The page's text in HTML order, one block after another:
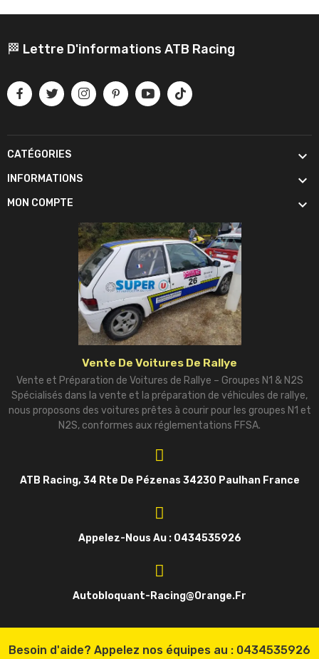
🏁 Lettre D'informations ATB Racing
CATÉGORIES 
INFORMATIONS 
MON COMPTE 
Vente De Voitures De Rallye
Vente et Préparation de Voitures de Rallye – Groupes N1 & N2S
Spécialisés dans la vente et la préparation de véhicules de rallye,
nous proposons des voitures prêtes à courir pour les groupes N1 et
N2S, conformes aux réglementations FFSA.
ATB Racing, 34 Rte De Pézenas 34230 Paulhan France
Appelez-Nous Au : 0434535926
Autobloquant-Racing@orange.fr
Besoin d'aide? Appelez nos équipes au : 0434535926